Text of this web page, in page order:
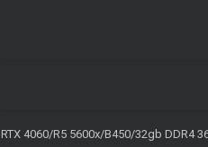
RTX 4060/R5 5600x/B450/32gb DDR4